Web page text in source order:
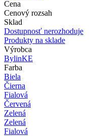
Cena
Cenový rozsah
Sklad
Dostupnosť nerozhoduje
Produkty na sklade
Výrobca
BylinKE
Farba
Biela
Čierna
Fialová
Červená
Zelená
Zelená
Fialová